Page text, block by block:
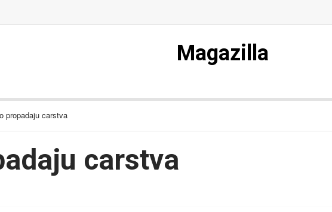
Magazilla
propadaju carstva
carstva